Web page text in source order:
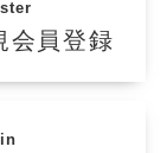
会員登録